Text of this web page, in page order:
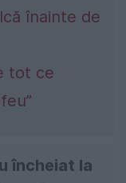
înainte de
tot ce
încheiat la